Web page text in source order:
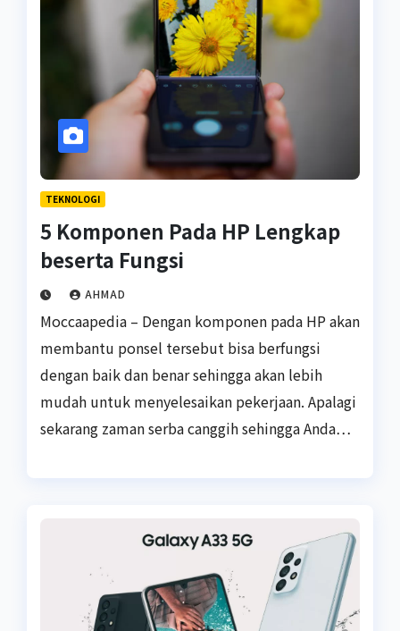
TEKNOLOGI
5 Komponen Pada HP Lengkap
beserta Fungsi
AHMAD
Moccaapedia – Dengan komponen pada HP akan
membantu ponsel tersebut bisa berfungsi
dengan baik dan benar sehingga akan lebih
mudah untuk menyelesaikan pekerjaan. Apalagi
sekarang zaman serba canggih sehingga Anda…